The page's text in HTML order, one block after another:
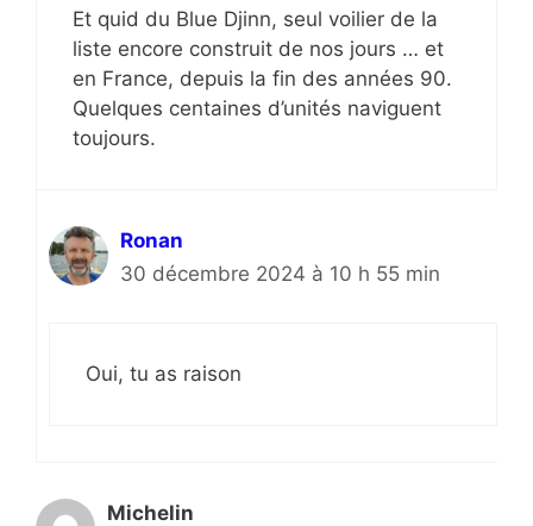
Et quid du Blue Djinn, seul voilier de la
liste encore construit de nos jours … et
en France, depuis la fin des années 90.
Quelques centaines d’unités naviguent
toujours.
Ronan
30 décembre 2024 à 10 h 55 min
Oui, tu as raison
Michelin